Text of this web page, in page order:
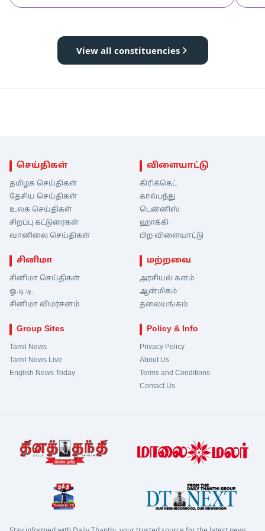
View all constituencies
செய்திகள்
தமிழக செய்திகள்
தேசிய செய்திகள்
உலக செய்திகள்
சிறப்பு கட்டுரைகள்
வானிலை செய்திகள்
விளையாட்டு
கிரிக்கெட்
கால்பந்து
டென்னிஸ்
ஹாக்கி
பிற விளையாட்டு
சினிமா
சினிமா செய்திகள்
ஓ.டி.டி.
சினிமா விமர்சனம்
மற்றவை
அரசியல் களம்
ஆன்மிகம்
தலையங்கம்
Group Sites
Tamil News
Tamil News Live
English News Today
Policy & Info
Privacy Policy
About Us
Terms and Conditions
Contact Us